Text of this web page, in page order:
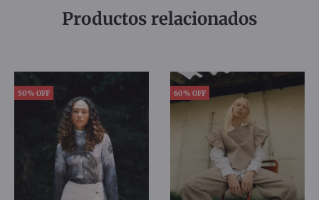
Productos relacionados
50% OFF 60% OFF